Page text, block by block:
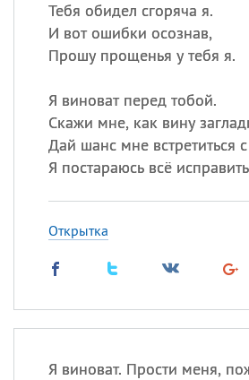
Тебя обидел сгоряча я.
И вот ошибки осознав,
Прошу прощенья у тебя я.
Я виноват перед тобой.
Скажи мне, как вину
Дай шанс мне встретиться
Я постараюсь всё
Открытка
Я виноват. Прости меня,